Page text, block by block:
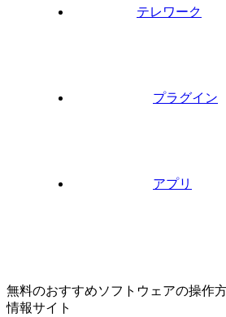
テレワーク
プラグイン
アプリ
無料のおすすめソフトウェアの操作
情報サイト